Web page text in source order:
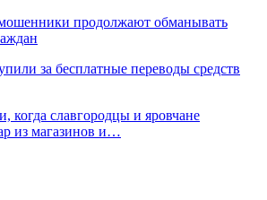
продолжают обманывать
за бесплатные переводы средств
когда славгородцы и яровчане
из магазинов и…